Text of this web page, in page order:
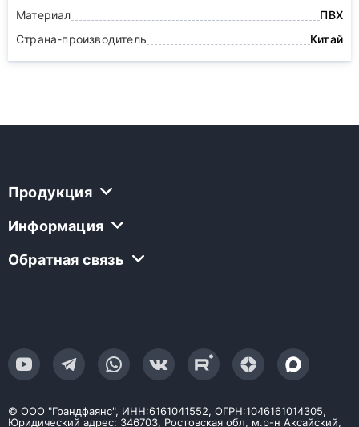
Материал
ПВХ
Страна-производитель
Китай
Продукция
Информация
Обратная связь
© ООО "Грандфаянс", ИНН:6161041552, ОГРН:1046161014305,
Юридический адрес: 346703, Ростовская обл, м.р-н Аксайский,